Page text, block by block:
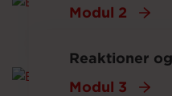
Modul 2
Reaktioner
Modul 3